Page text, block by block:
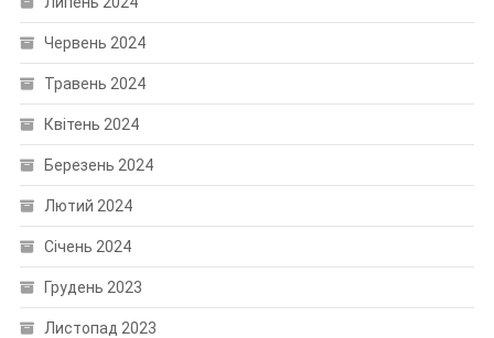
Червень 2024
Травень 2024
Квітень 2024
Березень 2024
Лютий 2024
Січень 2024
Грудень 2023
Листопад 2023